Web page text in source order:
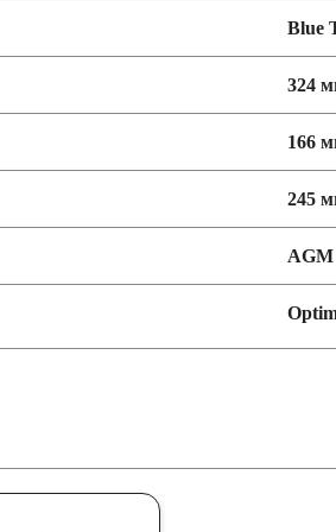
Blue
324
166
245
AGM